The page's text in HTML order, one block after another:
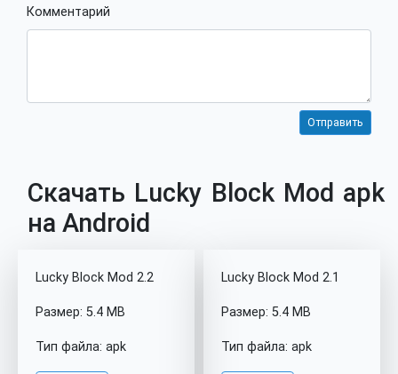
Комментарий
Скачать Lucky Block Mod apk
на Android
Lucky Block Mod 2.2
Размер: 5.4 MB
Тип файла: apk
Lucky Block Mod 2.1
Размер: 5.4 MB
Тип файла: apk